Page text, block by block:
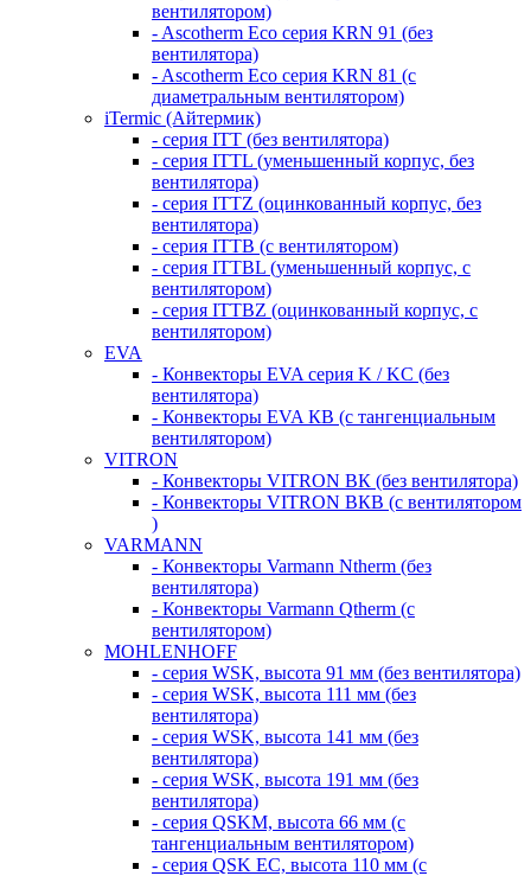
вентилятором)
- Ascotherm Eco серия KRN 91 (без
вентилятора)
- Ascotherm Eco серия KRN 81 (с
диаметральным вентилятором)
iTermic (Айтермик)
- серия ITT (без вентилятора)
- серия ITTL (уменьшенный корпус, без
вентилятора)
- серия ITTZ (оцинкованный корпус, без
вентилятора)
- серия ITTB (с вентилятором)
- серия ITTBL (уменьшенный корпус, с
вентилятором)
- серия ITTBZ (оцинкованный корпус, с
вентилятором)
EVA
- Конвекторы EVA серия K / KC (без
вентилятора)
- Конвекторы EVA КВ (с тангенциальным
вентилятором)
VITRON
- Конвекторы VITRON ВК (без вентилятора)
- Конвекторы VITRON ВКВ (с вентилятором
)
VARMANN
- Конвекторы Varmann Ntherm (без
вентилятора)
- Конвекторы Varmann Qtherm (с
вентилятором)
MOHLENHOFF
- серия WSK, высота 91 мм (без вентилятора)
- серия WSK, высота 111 мм (без
вентилятора)
- серия WSK, высота 141 мм (без
вентилятора)
- серия WSK, высота 191 мм (без
вентилятора)
- серия QSKM, высота 66 мм (с
тангенциальным вентилятором)
- серия QSK EC, высота 110 мм (с